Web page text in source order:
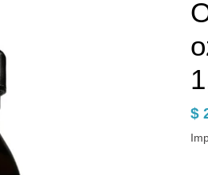
de
$